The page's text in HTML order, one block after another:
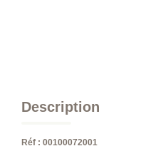
Description
Réf : 00100072001